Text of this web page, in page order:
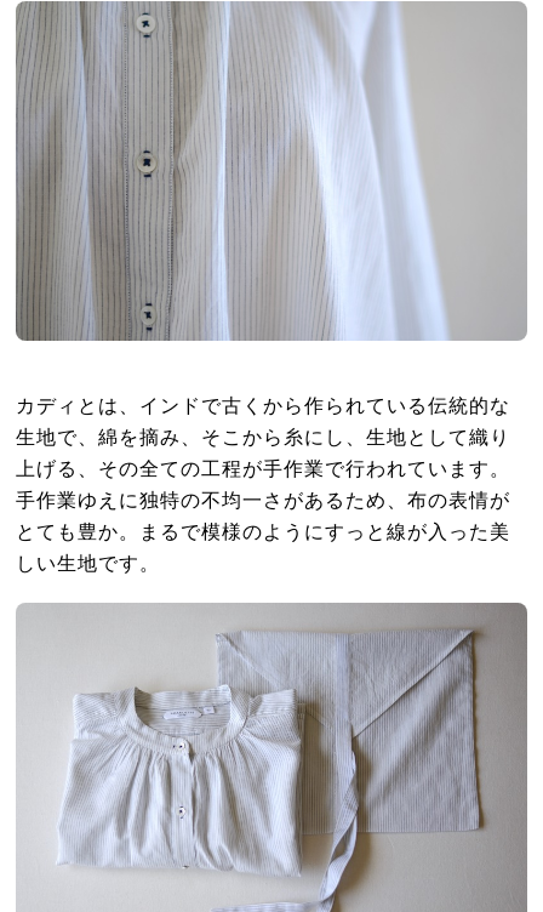
カディとは、インドで古くから作られている伝統的な
生地で、綿を摘み、そこから糸にし、生地として織り
上げる、その全ての工程が手作業で行われています。
手作業ゆえに独特の不均一さがあるため、布の表情が
とても豊か。まるで模様のようにすっと線が入った美
しい生地です。